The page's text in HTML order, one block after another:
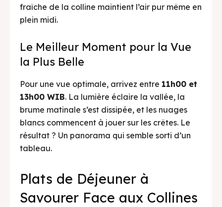
fraîche de la colline maintient l’air pur même en
plein midi.
Le Meilleur Moment pour la Vue
la Plus Belle
Pour une vue optimale, arrivez entre 11h00 et
13h00 WIB. La lumière éclaire la vallée, la
brume matinale s’est dissipée, et les nuages
blancs commencent à jouer sur les crêtes. Le
résultat ? Un panorama qui semble sorti d’un
tableau.
Plats de Déjeuner à
Savourer Face aux Collines